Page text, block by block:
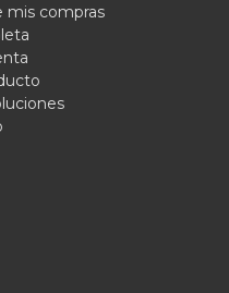
mis compras